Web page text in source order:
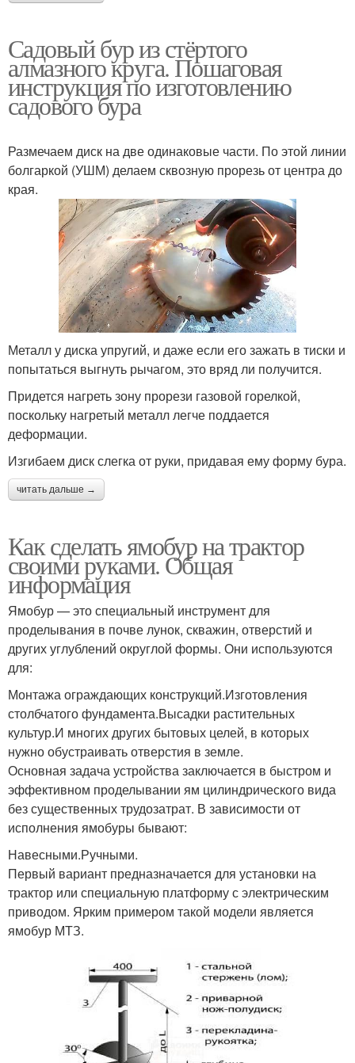
Садовый бур из стёртого
алмазного круга. Пошаговая
инструкция по изготовлению
садового бура
Размечаем диск на две одинаковые части. По этой линии
болгаркой (УШМ) делаем сквозную прорезь от центра до
края.
Металл у диска упругий, и даже если его зажать в тиски и
попытаться выгнуть рычагом, это вряд ли получится.
Придется нагреть зону прорези газовой горелкой,
поскольку нагретый металл легче поддается
деформации.
Изгибаем диск слегка от руки, придавая ему форму бура.
читать дальше →
Как сделать ямобур на трактор
своими руками. Общая
информация
Ямобур — это специальный инструмент для
проделывания в почве лунок, скважин, отверстий и
других углублений округлой формы. Они используются
для:
Монтажа ограждающих конструкций.Изготовления
столбчатого фундамента.Высадки растительных
культур.И многих других бытовых целей, в которых
нужно обустраивать отверстия в земле.
Основная задача устройства заключается в быстром и
эффективном проделывании ям цилиндрического вида
без существенных трудозатрат. В зависимости от
исполнения ямобуры бывают:
Навесными.Ручными.
Первый вариант предназначается для установки на
трактор или специальную платформу с электрическим
приводом. Ярким примером такой модели является
ямобур МТЗ.